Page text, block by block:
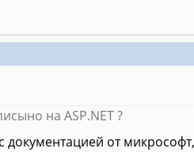
на ASP.NET ?
документацией от